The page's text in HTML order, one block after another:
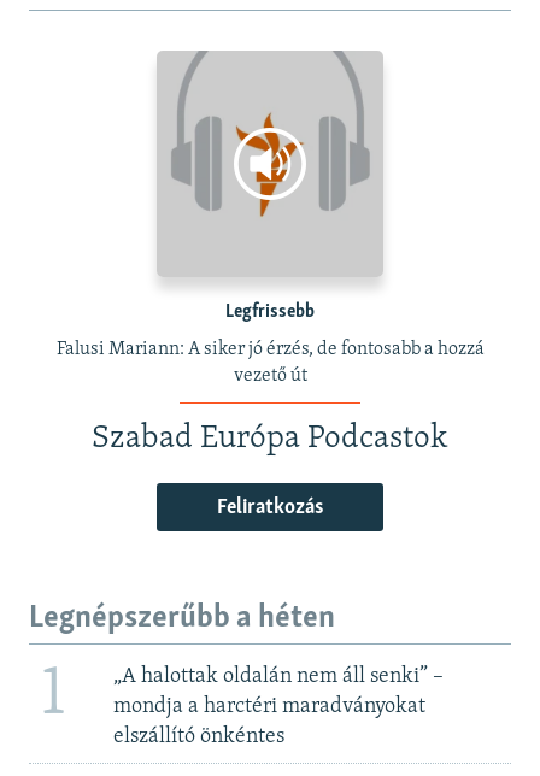
Legfrissebb
Falusi Mariann: A siker jó érzés, de fontosabb a hozzá
vezető út
Szabad Európa Podcastok
Feliratkozás
Legnépszerűbb a héten
1
„A halottak oldalán nem áll senki” –
mondja a harctéri maradványokat
elszállító önkéntes